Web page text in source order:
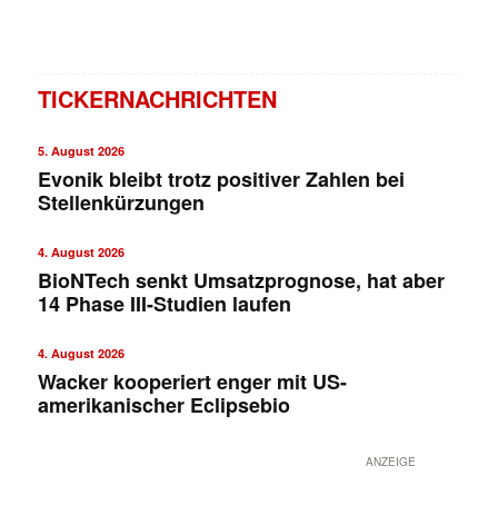
TICKERNACHRICHTEN
5. August 2026
Evonik bleibt trotz positiver Zahlen bei
Stellenkürzungen
4. August 2026
BioNTech senkt Umsatzprognose, hat aber
14 Phase III-Studien laufen
4. August 2026
Wacker kooperiert enger mit US-
amerikanischer Eclipsebio
ANZEIGE